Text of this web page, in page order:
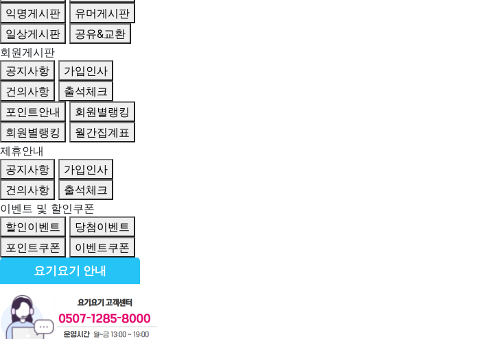
익명게시판
유머게시판
일상게시판
공유&교환
회원게시판
공지사항
가입인사
건의사항
출석체크
포인트안내
회원별랭킹
회원별랭킹
월간집계표
제휴안내
공지사항
가입인사
건의사항
출석체크
이벤트 및 할인쿠폰
할인이벤트
당첨이벤트
포인트쿠폰
이벤트쿠폰
요기요기 안내